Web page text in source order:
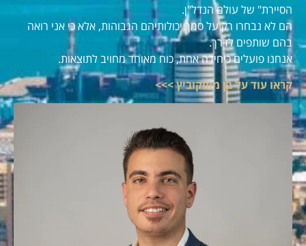
הסיירת" של עולם הנדל"ן.
הם לא נבחרו רק על סמך יכולותיהם הגבוהות, אלא כי אני רואה
בהם שותפים לדרך.
אנחנו פועלים כיחידה אחת, כוח מאוחד מחויב לתוצאות.
קראו עוד על בן מוסקוביץ >>>